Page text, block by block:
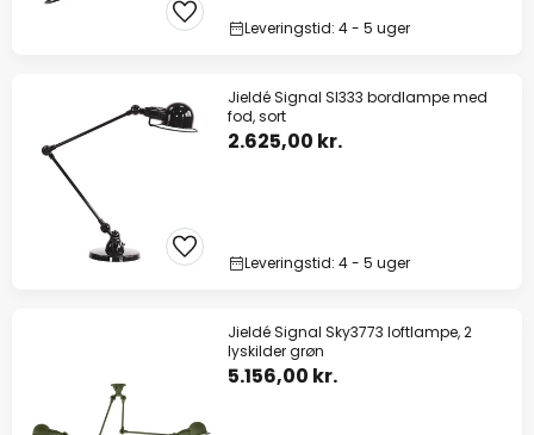
Leveringstid: 4 - 5 uger
Jieldé Signal SI333 bordlampe med
fod, sort
2.625,00 kr.
Leveringstid: 4 - 5 uger
Jieldé Signal Sky3773 loftlampe, 2
lyskilder grøn
5.156,00 kr.